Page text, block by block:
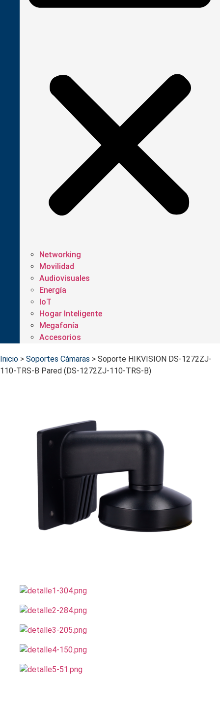
Networking
Movilidad
Audiovisuales
Energía
IoT
Hogar Inteligente
Megafonía
Accesorios
Inicio > Soportes Cámaras > Soporte HIKVISION DS-1272ZJ-
110-TRS-B Pared (DS-1272ZJ-110-TRS-B)